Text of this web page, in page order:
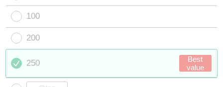
100
200
250
Best
value